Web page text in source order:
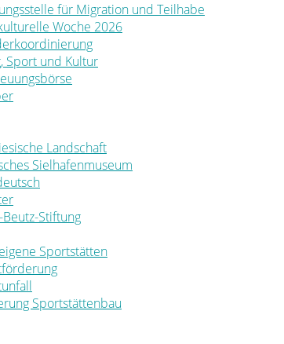
für Migration und Teilhabe
Woche 2026
Sport und Kultur
Landschaft
Sielhafenmuseum
Beutz-Stiftung
Sportstätten
Sportstättenbau